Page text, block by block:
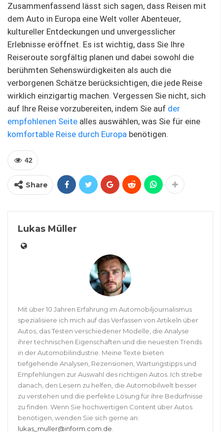
Zusammenfassend lässt sich sagen, dass Reisen mit
dem Auto in Europa eine Welt voller Abenteuer,
kultureller Entdeckungen und unvergesslicher
Erlebnisse eröffnet. Es ist wichtig, dass Sie Ihre
Reiseroute sorgfältig planen und dabei sowohl die
berühmten Sehenswürdigkeiten als auch die
verborgenen Schätze berücksichtigen, die jede Reise
wirklich einzigartig machen. Vergessen Sie nicht, sich
auf Ihre Reise vorzubereiten, indem Sie auf der
empfohlenen Seite alles auswählen, was Sie für eine
komfortable Reise durch Europa benötigen.
42
Share
Lukas Müller
Mit über 10 Jahren Erfahrung im Automobiljournalismus
spezialisiere ich mich auf das Verfassen von Artikeln über
Autos, das Testen verschiedener Modelle, die Analyse
ihrer technischen Eigenschaften und die neuesten Trends
in der Automobilindustrie. Meine Texte bieten
tiefgehende Analysen, Rezensionen, Wartungstipps und
Empfehlungen zur Auswahl des richtigen Autos. Ich strebe
danach, den Lesern zu helfen, die Automobilwelt besser
zu verstehen und die perfekte Lösung für ihre Bedürfnisse
zu finden. Wenn Sie hochwertigen Content über Autos
benötigen, wenden Sie sich gerne an:
lukas_muller@inform.com.de